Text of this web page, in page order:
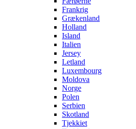
Frankrig
Grækenland
Holland
Island
Italien
Jersey
Letland
Luxembourg
Moldova
Norge
Polen
Serbien
Skotland
Tjekkiet